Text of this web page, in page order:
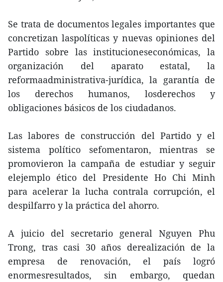
Se trata de documentos legales importantes que
concretizan laspolíticas y nuevas opiniones del
Partido sobre las institucioneseconómicas, la
organización del aparato estatal, la
reformaadministrativa-jurídica, la garantía de
los derechos humanos, losderechos y
obligaciones básicos de los ciudadanos.
Las labores de construcción del Partido y el
sistema político sefomentaron, mientras se
promovieron la campaña de estudiar y seguir
elejemplo ético del Presidente Ho Chi Minh
para acelerar la lucha contrala corrupción, el
despilfarro y la práctica del ahorro.
A juicio del secretario general Nguyen Phu
Trong, tras casi 30 años derealización de la
empresa de renovación, el país logró
enormesresultados, sin embargo, quedan